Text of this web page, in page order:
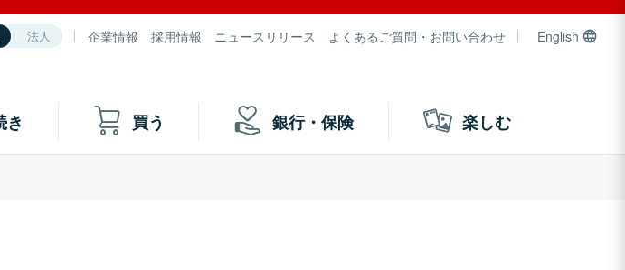
法人 企業情報 採用情報 ニュースリリース よくあるご質問・お問い合わせ English
き 買う 銀行・保険 楽しむ